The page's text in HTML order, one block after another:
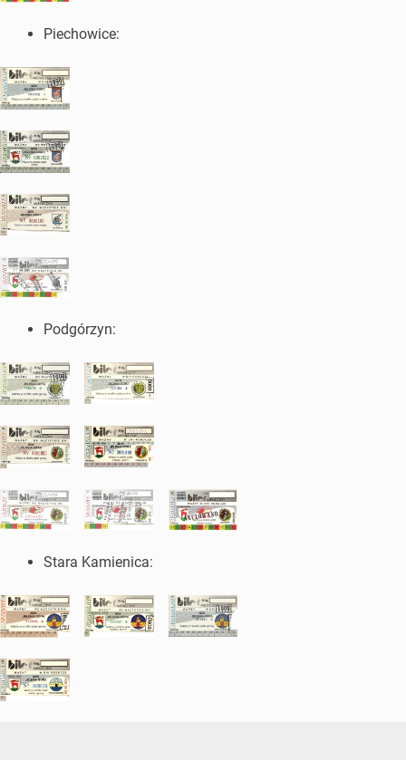
Piechowice:
Podgórzyn:
Stara Kamienica: